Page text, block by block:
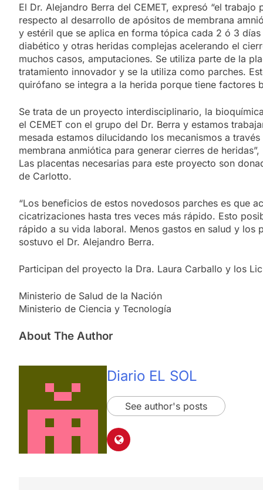
El Dr. Alejandro Berra del CEMET, expresó “el
respecto al desarrollo de apósitos de membrana
y estéril que se aplica en forma tópica cada 2 ó 3
diabético y otras heridas complejas acelerando el
muchos casos, amputaciones. Se utiliza parte de la
tratamiento innovador y se la utiliza como parches.
quirófano se integra a la herida porque tiene factores
Se trata de un proyecto interdisciplinario, la
el CEMET con el grupo del Dr. Berra y estamos
mesada estamos dilucidando los mecanismos a
membrana anmiótica para generar cierres de
Las placentas necesarias para este proyecto son
de Carlotto.
“Los beneficios de estos novedosos parches es que
cicatrizaciones hasta tres veces más rápido. Esto
rápido a su vida laboral. Menos gastos en salud y los
sostuvo el Dr. Alejandro Berra.
Participan del proyecto la Dra. Laura Carballo y los
Ministerio de Salud de la Nación
Ministerio de Ciencia y Tecnología
About The Author
Diario EL SOL
See author's posts